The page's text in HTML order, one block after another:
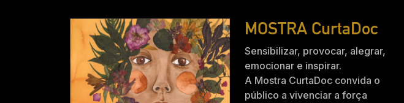
MOSTRA CurtaDoc
Sensibilizar, provocar, alegrar,
emocionar e inspirar.
A Mostra CurtaDoc convida o
público a vivenciar a força